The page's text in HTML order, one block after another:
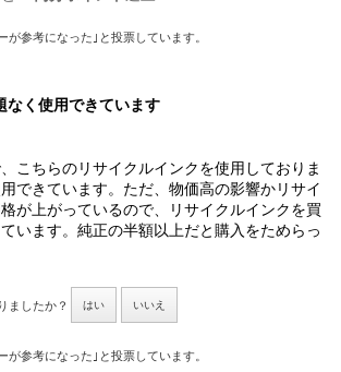
が参考になった｣と投票しています。
なく使用できています
こちらのリサイクルインクを使用しておりま
できています。ただ、物価高の影響かリサイ
が上がっているので、リサイクルインクを買
います。純正の半額以上だと購入をためらっ
ましたか？ はい いいえ
が参考になった｣と投票しています。